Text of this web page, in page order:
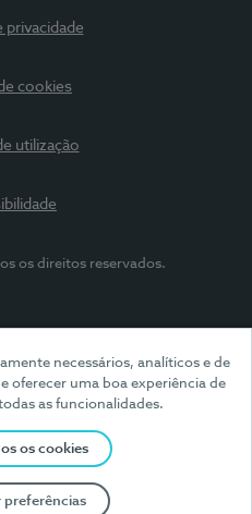
necessários, analíticos e de
oferecer uma boa experiência de
as funcionalidades.
os cookies
privacidade
cookies
utilização
os direitos reservados.